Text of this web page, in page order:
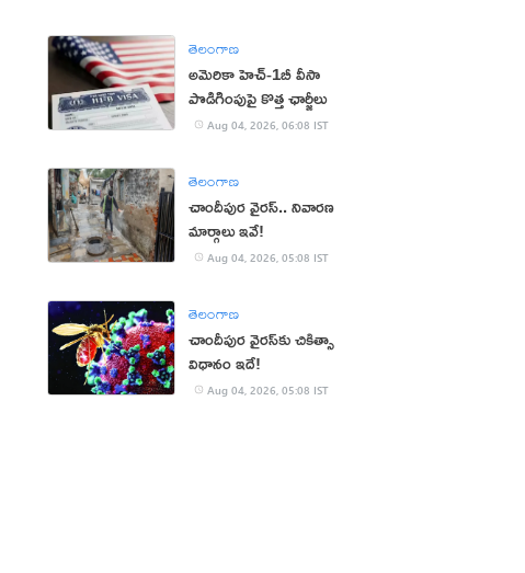
తెలంగాణ
అమెరికా హెచ్-1బీ వీసా
పొడిగింపుపై కొత్త ఛార్జీలు
Aug 04, 2026, 06:08 IST
తెలంగాణ
చాందీపుర వైరస్.. నివారణ
మార్గాలు ఇవే!
Aug 04, 2026, 05:08 IST
తెలంగాణ
చాందీపుర వైరస్‌కు చికిత్సా
విధానం ఇదే!
Aug 04, 2026, 05:08 IST